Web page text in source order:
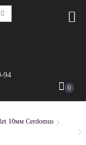
94
0
10мм Cerdomus